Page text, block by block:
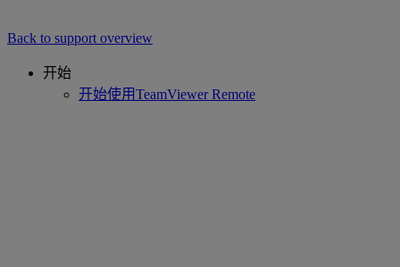
Back to support overview
开始
开始使用TeamViewer Remote